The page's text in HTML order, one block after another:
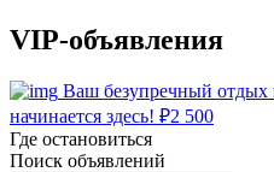
VIP-объявления
Ваш безупречный отдых
начинается здесь! ₽2 500
Где остановиться
Поиск объявлений